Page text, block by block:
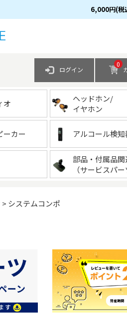
6,000円(税
ログイン
0
オ
ヘッドホン/
イヤホン
ーカー アルコール検知
部品・付属品関
（サービスパー
システムコンポ